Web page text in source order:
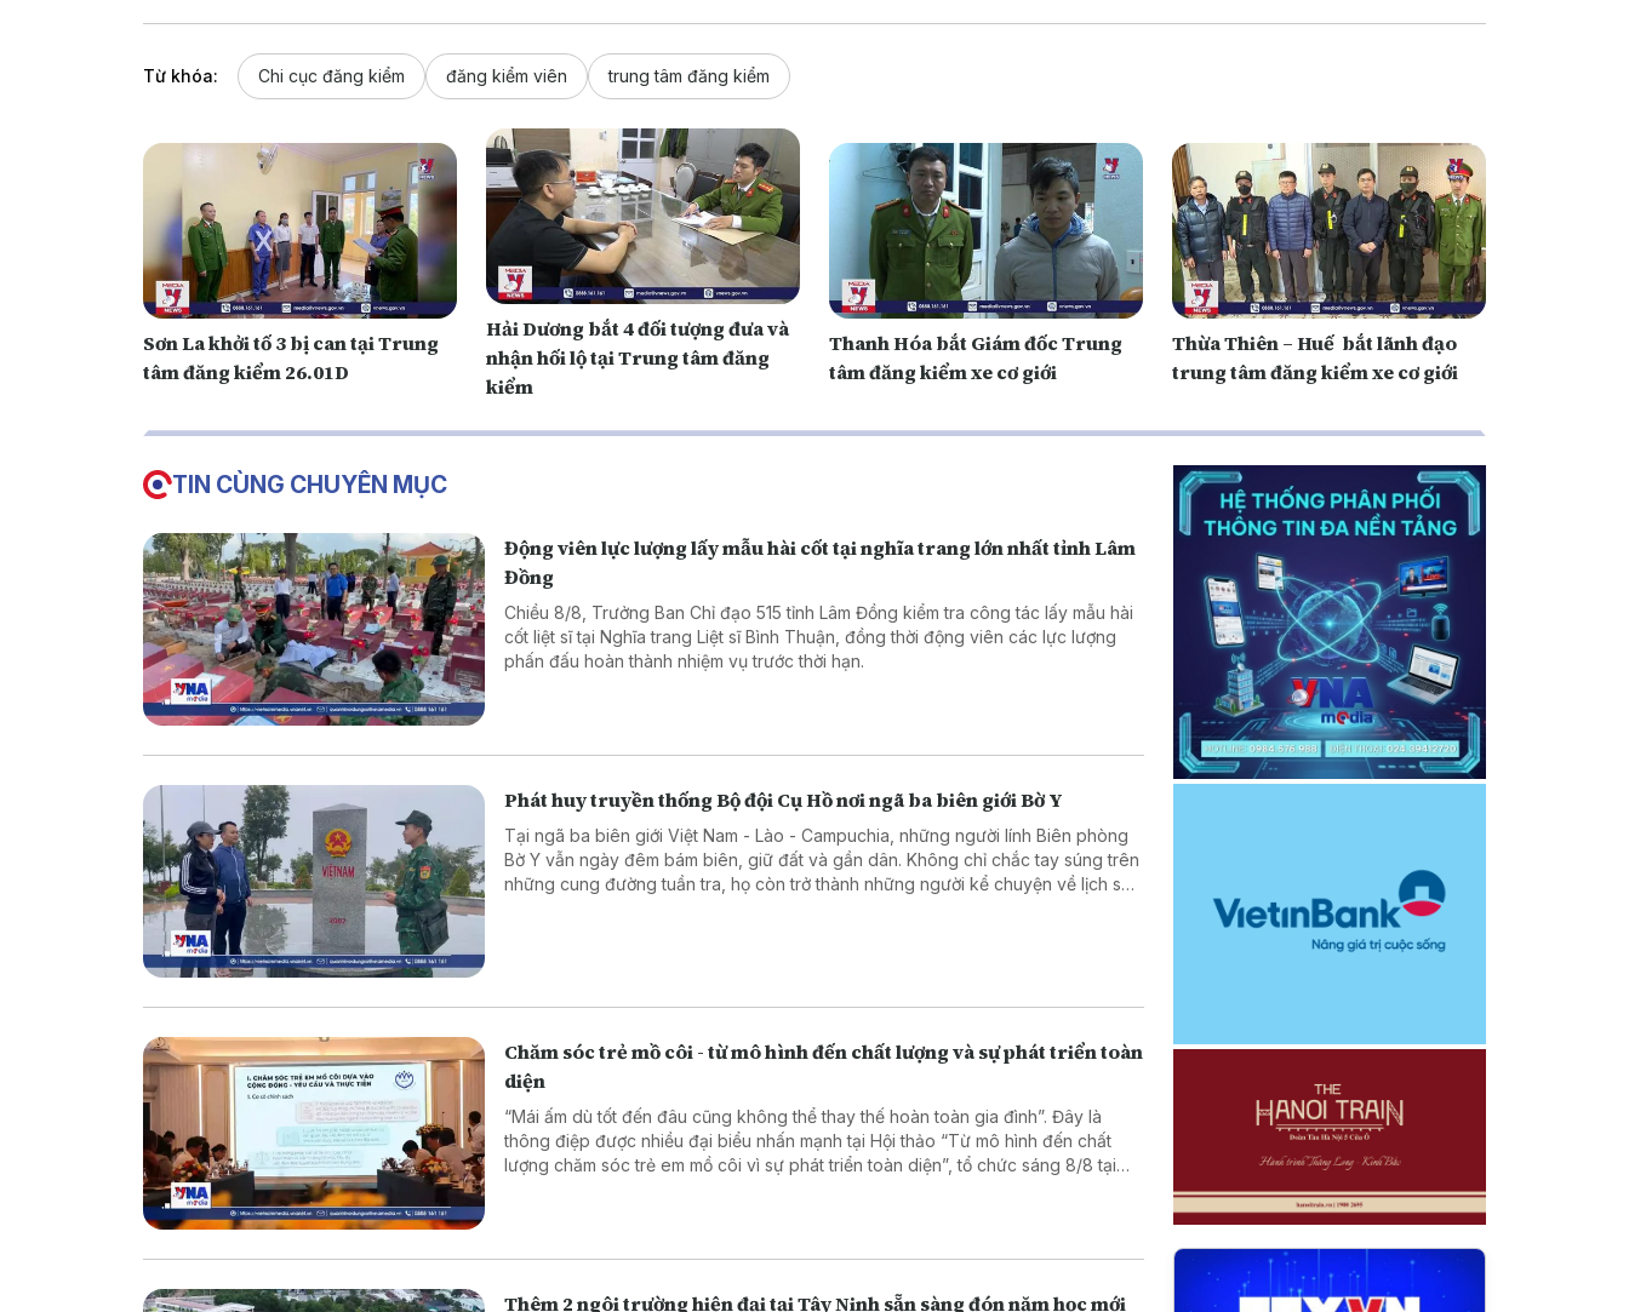
Từ khóa: Chi cục đăng kiểm đăng kiểm viên trung tâm đăng kiểm
Sơn La khởi tố 3 bị can tại Trung
tâm đăng kiểm 26.01D
Hải Dương bắt 4 đối tượng đưa và
nhận hối lộ tại Trung tâm đăng
kiểm
Thanh Hóa bắt Giám đốc Trung
tâm đăng kiểm xe cơ giới
Thừa Thiên – Huế bắt lãnh đạo
trung tâm đăng kiểm xe cơ giới
TIN CÙNG CHUYÊN MỤC
Động viên lực lượng lấy mẫu hài cốt tại nghĩa trang lớn nhất tỉnh Lâm
Đồng
Chiều 8/8, Trưởng Ban Chỉ đạo 515 tỉnh Lâm Đồng kiểm tra công tác lấy mẫu hài
cốt liệt sĩ tại Nghĩa trang Liệt sĩ Bình Thuận, đồng thời động viên các lực lượng
phấn đấu hoàn thành nhiệm vụ trước thời hạn.
Phát huy truyền thống Bộ đội Cụ Hồ nơi ngã ba biên giới Bờ Y
Tại ngã ba biên giới Việt Nam - Lào - Campuchia, những người lính Biên phòng
Bờ Y vẫn ngày đêm bám biên, giữ đất và gần dân. Không chỉ chắc tay súng trên
những cung đường tuần tra, họ còn trở thành những người kể chuyện về lịch sử,
Chăm sóc trẻ mồ côi - từ mô hình đến chất lượng và sự phát triển toàn
diện
“Mái ấm dù tốt đến đâu cũng không thể thay thế hoàn toàn gia đình”. Đây là
thông điệp được nhiều đại biểu nhấn mạnh tại Hội thảo “Từ mô hình đến chất
lượng chăm sóc trẻ em mồ côi vì sự phát triển toàn diện”, tổ chức sáng 8/8 tại
Thêm 2 ngôi trường hiện đại tại Tây Ninh sẵn sàng đón năm học mới